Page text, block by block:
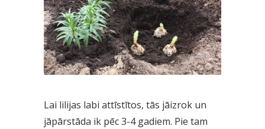
Lai lilijas labi attīstītos, tās jāizrok un
jāpārstāda ik pēc 3-4 gadiem. Pie tam